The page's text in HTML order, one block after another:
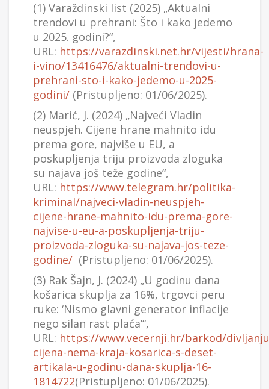
(1) Varaždinski list (2025) „Aktualni
trendovi u prehrani: Što i kako jedemo
u 2025. godini?“,
URL: https://varazdinski.net.hr/vijesti/hrana-
i-vino/13416476/aktualni-trendovi-u-
prehrani-sto-i-kako-jedemo-u-2025-
godini/ (Pristupljeno: 01/06/2025).
(2) Marić, J. (2024) „Najveći Vladin
neuspjeh. Cijene hrane mahnito idu
prema gore, najviše u EU, a
poskupljenja triju proizvoda zloguka
su najava još teže godine“,
URL: https://www.telegram.hr/politika-
kriminal/najveci-vladin-neuspjeh-
cijene-hrane-mahnito-idu-prema-gore-
najvise-u-eu-a-poskupljenja-triju-
proizvoda-zloguka-su-najava-jos-teze-
godine/ (Pristupljeno: 01/06/2025).
(3) Rak Šajn, J. (2024) „U godinu dana
košarica skuplja za 16%, trgovci peru
ruke: ‘Nismo glavni generator inflacije
nego silan rast plaća’“,
URL: https://www.vecernji.hr/barkod/
cijena-nema-kraja-kosarica-s-deset-
artikala-u-godinu-dana-skuplja-16-
1814722(Pristupljeno: 01/06/2025).